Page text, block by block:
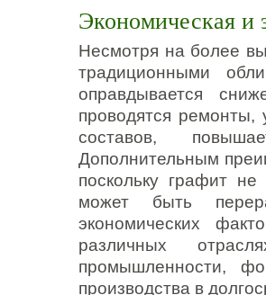
Экономическая и
Несмотря на более
традиционными
оправдывается
проводятся
составов,
Дополнительным
поскольку графит
может быть
экономических
различных
промышленности,
производства в